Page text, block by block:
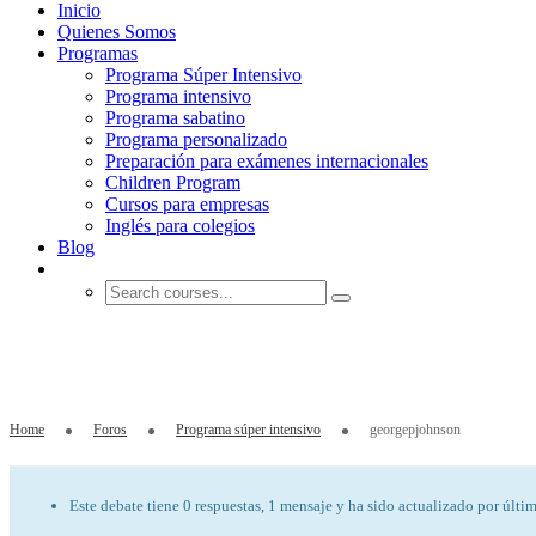
Inicio
Quienes Somos
Programas
Programa Súper Intensivo
Programa intensivo
Programa sabatino
Programa personalizado
Preparación para exámenes internacionales
Children Program
Cursos para empresas
Inglés para colegios
Blog
Home Foros Programa súper intensivo georgepjohnson
Este debate tiene 0 respuestas, 1 mensaje y ha sido actualizado por